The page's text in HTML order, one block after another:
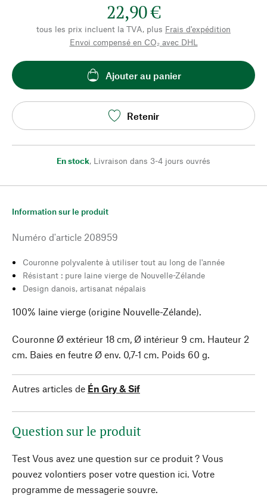
22,90 €
tous les prix incluent la TVA, plus Frais d'expédition
Envoi compensé en CO₂ avec DHL
Ajouter au panier
Retenir
En stock, Livraison dans 3-4 jours ouvrés
Information sur le produit
Numéro d'article 208959
Couronne polyvalente à utiliser tout au long de l'année
Résistant : pure laine vierge de Nouvelle-Zélande
Design danois, artisanat népalais
100% laine vierge (origine Nouvelle-Zélande).
Couronne Ø extérieur 18 cm, Ø intérieur 9 cm. Hauteur 2
cm. Baies en feutre Ø env. 0,7-1 cm. Poids 60 g.
Autres articles de Én Gry & Sif
Question sur le produit
Test Vous avez une question sur ce produit ? Vous
pouvez volontiers poser votre question ici. Votre
programme de messagerie souvre.